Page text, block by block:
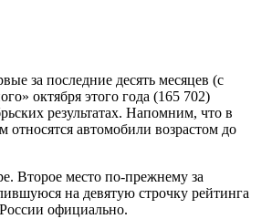
за последние десять месяцев (с
октября этого года (165 702)
результатах. Напомним, что в
автомобили возрастом до
Второе место по-прежнему за
на девятую строчку рейтинга
официально.